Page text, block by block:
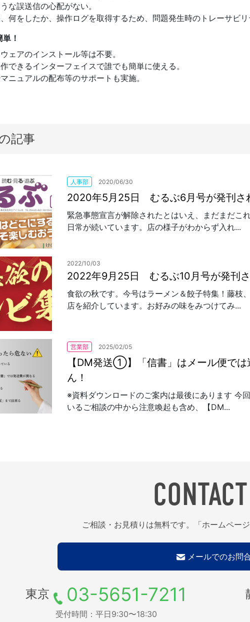
な誤送信の心配がない。
何をしたか、操作ログを取得するため、問題発生時のトレーサビリ
！
ェアのインストール等は不要。
できるインターフェイスで誰でも簡単に使える。
ニュアルの配布等のサポートも実施。
記事
人事部 2020/06/30
2020年5月25日 むるぶ6月号が発刊さ
緊急事態宣言が解除されたとはいえ、まだまだこ
日常が続いています。店の様子がわからず入れ...
2022/10/03
2022年9月25日 むるぶ10月号が発刊
食欲の秋です。今号はラーメン＆餃子特集！藤枝
店を紹介しています。お好みの味をみつけてみ...
営業部 2025/02/05
【DM発送①】「信書」はメール便では
ん！
※資料ダウンロードのご案内は最後にあります 今
いるご相談の中から注意喚起も含め、【DM...
ご相談・お見積りは無料です。「ホームペー
メールでのお問
東京 03-5651-7211
受付時間：平日9:30〜18:30